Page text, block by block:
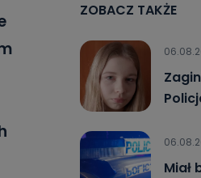
ZOBACZ TAKŻE
Miał